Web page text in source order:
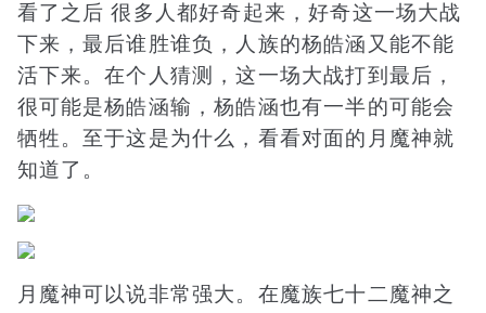
看了之后 很多人都好奇起来，好奇这一场大战
下来，最后谁胜谁负，人族的杨皓涵又能不能
活下来。在个人猜测，这一场大战打到最后，
很可能是杨皓涵输，杨皓涵也有一半的可能会
牺牲。至于这是为什么，看看对面的月魔神就
知道了。
月魔神可以说非常强大。在魔族七十二魔神之